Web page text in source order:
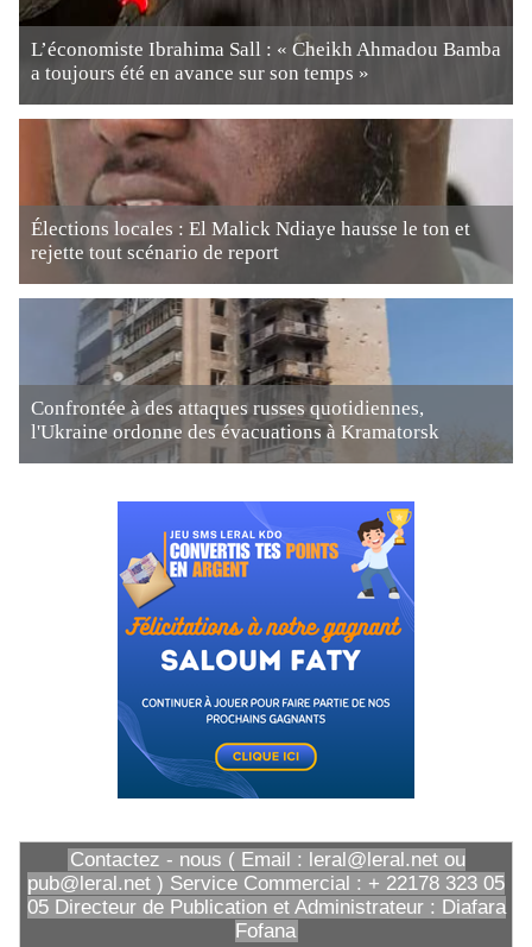
L’économiste Ibrahima Sall : « Cheikh Ahmadou Bamba
a toujours été en avance sur son temps »
Élections locales : El Malick Ndiaye hausse le ton et
rejette tout scénario de report
Confrontée à des attaques russes quotidiennes,
l'Ukraine ordonne des évacuations à Kramatorsk
Contactez - nous ( Email : leral@leral.net ou
pub@leral.net ) Service Commercial : + 22178 323 05
05 Directeur de Publication et Administrateur : Diafara
Fofana